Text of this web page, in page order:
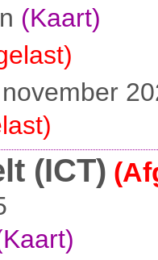
(Kaart)
(ICT)